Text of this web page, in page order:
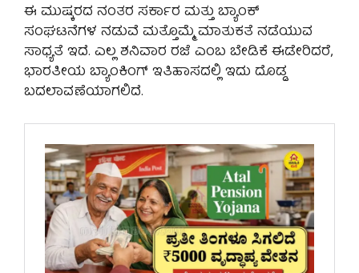
ಈ ಮುಷ್ಕರದ ನಂತರ ಸರ್ಕಾರ ಮತ್ತು ಬ್ಯಾಂಕ್
ಸಂಘಟನೆಗಳ ನಡುವೆ ಮತ್ತೊಮ್ಮೆ ಮಾತುಕತೆ ನಡೆಯುವ
ಸಾಧ್ಯತೆ ಇದೆ. ಎಲ್ಲ ಶನಿವಾರ ರಜೆ ಎಂಬ ಬೇಡಿಕೆ ಈಡೇರಿದರೆ,
ಭಾರತೀಯ ಬ್ಯಾಂಕಿಂಗ್ ಇತಿಹಾಸದಲ್ಲಿ ಇದು ದೊಡ್ಡ
ಬದಲಾವಣೆಯಾಗಲಿದೆ.